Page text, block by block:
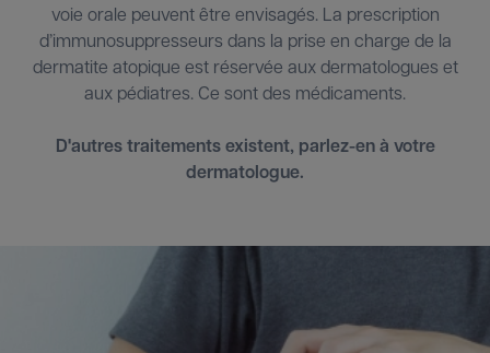
voie orale peuvent être envisagés. La prescription
d’immunosuppresseurs dans la prise en charge de la
dermatite atopique est réservée aux dermatologues et
aux pédiatres. Ce sont des médicaments.
D'autres traitements existent, parlez-en à votre
dermatologue.